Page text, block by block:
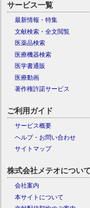
サービス一覧
最新情報・特集
文献検索・全文閲覧
医薬品検索
医療機器検索
医学書通販
医療動画
著作権許諾サービス
ご利用ガイド
サービス概要
ヘルプ・お問い合わせ
サイトマップ
株式会社メテオについて
会社案内
本サイトについて